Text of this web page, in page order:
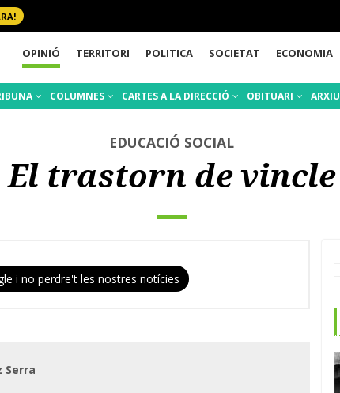
OPINIÓ TERRITORI POLITICA SOCIETAT ECONOMIA
COLUMNES CARTES A LA DIRECCIÓ OBITUARI ARXIU
EDUCACIÓ SOCIAL
El trastorn de vincle
i no perdre't les nostres notícies
Serra